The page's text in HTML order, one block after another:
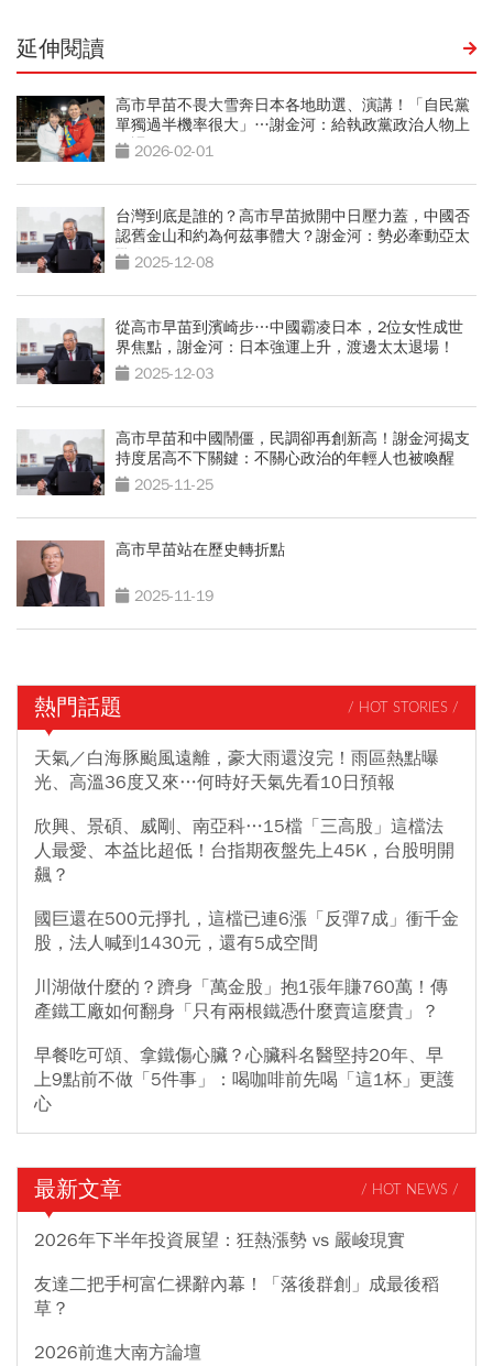
延伸閱讀
高市早苗不畏大雪奔日本各地助選、演講！「自民黨
單獨過半機率很大」…謝金河：給執政黨政治人物上
一課2026-02-01
台灣到底是誰的？高市早苗掀開中日壓力蓋，中國否
認舊金山和約為何茲事體大？謝金河：勢必牽動亞太
戰略2025-12-08
從高市早苗到濱崎步…中國霸凌日本，2位女性成世
界焦點，謝金河：日本強運上升，渡邊太太退場！
2025-12-03
高市早苗和中國鬧僵，民調卻再創新高！謝金河揭支
持度居高不下關鍵：不關心政治的年輕人也被喚醒
2025-11-25
高市早苗站在歷史轉折點
2025-11-19
熱門話題 / HOT STORIES /
天氣／白海豚颱風遠離，豪大雨還沒完！雨區熱點曝
光、高溫36度又來…何時好天氣先看10日預報
欣興、景碩、威剛、南亞科…15檔「三高股」這檔法
人最愛、本益比超低！台指期夜盤先上45K，台股明開
飆？
國巨還在500元掙扎，這檔已連6漲「反彈7成」衝千金
股，法人喊到1430元，還有5成空間
川湖做什麼的？躋身「萬金股」抱1張年賺760萬！傳
產鐵工廠如何翻身「只有兩根鐵憑什麼賣這麼貴」？
早餐吃可頌、拿鐵傷心臟？心臟科名醫堅持20年、早
上9點前不做「5件事」：喝咖啡前先喝「這1杯」更護
心
最新文章 / HOT NEWS /
2026年下半年投資展望：狂熱漲勢 vs 嚴峻現實
友達二把手柯富仁裸辭內幕！「落後群創」成最後稻
草？
2026前進大南方論壇